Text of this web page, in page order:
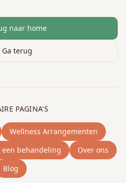
naar home
Ga terug
PAGINA'S
Wellness Arrangementen
een behandeling
Over ons
Blog